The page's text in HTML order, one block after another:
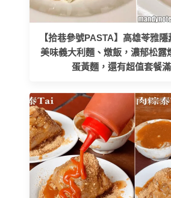
【拾巷參號PASTA】高雄苓雅
美味義大利麵、燉飯，濃郁松露
蛋黃麵，還有超值套餐滿